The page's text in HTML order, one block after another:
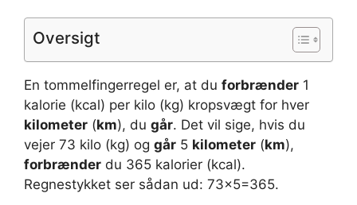
Oversigt
En tommelfingerregel er, at du forbrænder 1
kalorie (kcal) per kilo (kg) kropsvægt for hver
kilometer (km), du går. Det vil sige, hvis du
vejer 73 kilo (kg) og går 5 kilometer (km),
forbrænder du 365 kalorier (kcal).
Regnestykket ser sådan ud: 73×5=365.